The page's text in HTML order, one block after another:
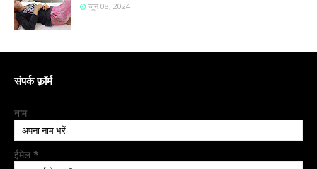
जून 08, 2024
संपर्क फ़ॉर्म
नाम
ईमेल *